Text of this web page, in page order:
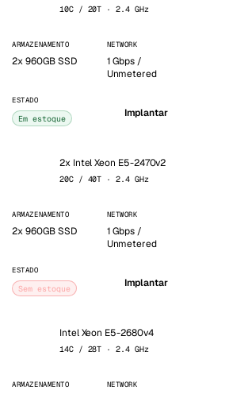
10C / 20T · 2.4 GHz
ARMAZENAMENTO
2x 960GB SSD
NETWORK
1 Gbps /
Unmetered
ESTADO
Em estoque Implantar
2x Intel Xeon E5-2470v2
20C / 40T · 2.4 GHz
ARMAZENAMENTO
2x 960GB SSD
NETWORK
1 Gbps /
Unmetered
ESTADO
Sem estoque Implantar
Intel Xeon E5-2680v4
14C / 28T · 2.4 GHz
ARMAZENAMENTO NETWORK